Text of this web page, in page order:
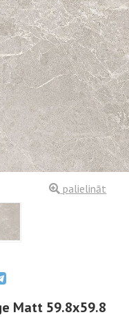
palielināt
Matt 59.8x59.8